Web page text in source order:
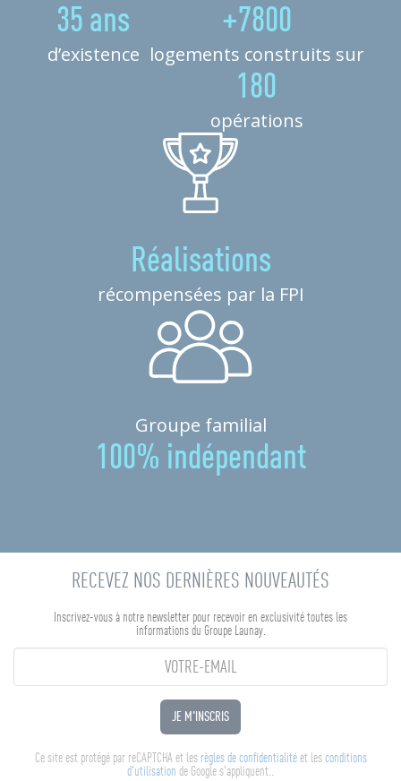
35 ans
d’existence
+7800
logements construits sur
180
opérations
Réalisations
récompensées par la FPI
Groupe familial
100% indépendant
RECEVEZ NOS DERNIÈRES NOUVEAUTÉS
Inscrivez-vous à notre newsletter pour recevoir en exclusivité toutes les
informations du Groupe Launay.
JE M'INSCRIS
Ce site est protégé par reCAPTCHA et les règles de confidentialitéet les conditions
d'utilisation de Google s'appliquent..